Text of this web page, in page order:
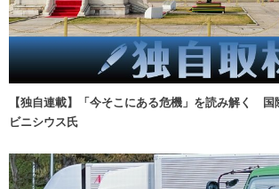
【独自連載】「今そこにある危機」を読み解く 国
ビニシウス氏